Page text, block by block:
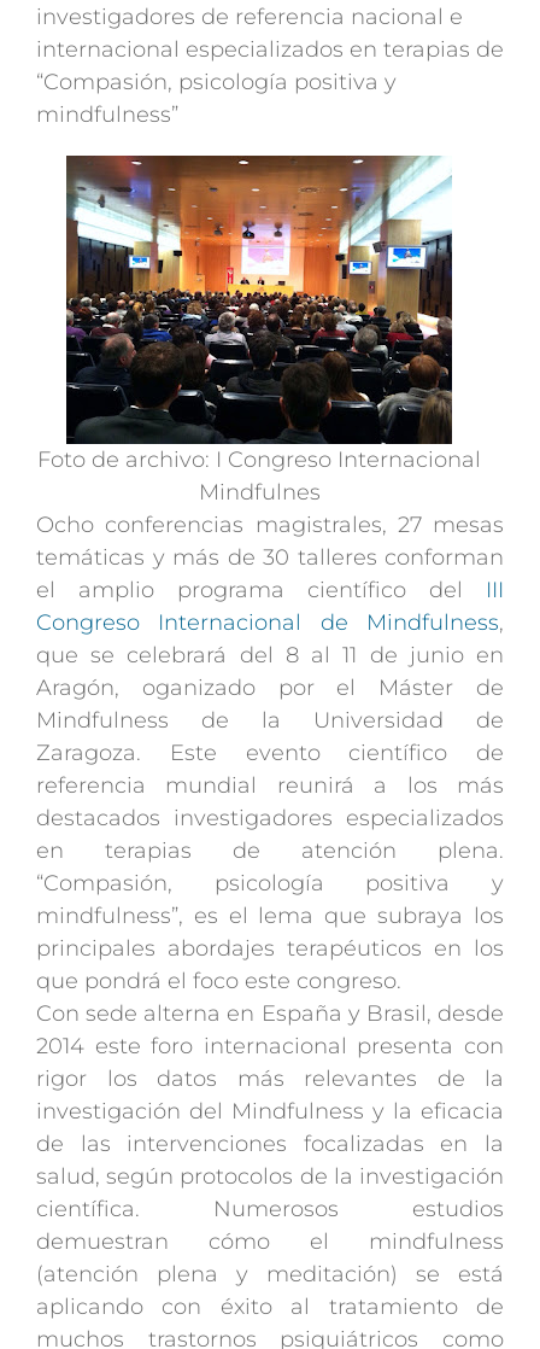
investigadores de referencia nacional e
internacional especializados en terapias de
“Compasión, psicología positiva y
mindfulness”
Foto de archivo: I Congreso Internacional
Mindfulnes
Ocho conferencias magistrales, 27 mesas
temáticas y más de 30 talleres conforman
el amplio programa científico del III
Congreso Internacional de Mindfulness,
que se celebrará del 8 al 11 de junio en
Aragón, oganizado por el Máster de
Mindfulness de la Universidad de
Zaragoza. Este evento científico de
referencia mundial reunirá a los más
destacados investigadores especializados
en terapias de atención plena.
“Compasión, psicología positiva y
mindfulness”, es el lema que subraya los
principales abordajes terapéuticos en los
que pondrá el foco este congreso.
Con sede alterna en España y Brasil, desde
2014 este foro internacional presenta con
rigor los datos más relevantes de la
investigación del Mindfulness y la eficacia
de las intervenciones focalizadas en la
salud, según protocolos de la investigación
científica. Numerosos estudios
demuestran cómo el mindfulness
(atención plena y meditación) se está
aplicando con éxito al tratamiento de
muchos trastornos psiquiátricos como